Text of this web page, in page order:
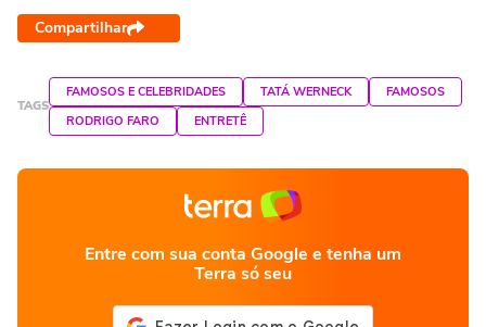
Compartilhar
TAGS
FAMOSOS E CELEBRIDADES TATÁ WERNECK
FAMOSOS
RODRIGO FARO
ENTRETÊ
Entre com sua conta Google e tenha um
Terra só seu